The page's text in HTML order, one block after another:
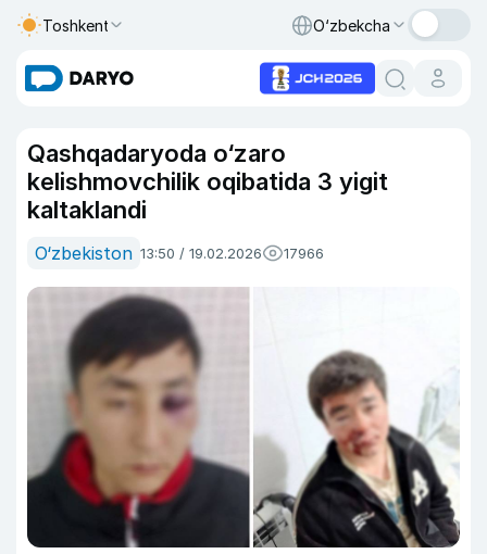
Toshkent O‘zbekcha
Qashqadaryoda o‘zaro
kelishmovchilik oqibatida 3 yigit
kaltaklandi
O‘zbekiston 13:50 / 19.02.2026 17966